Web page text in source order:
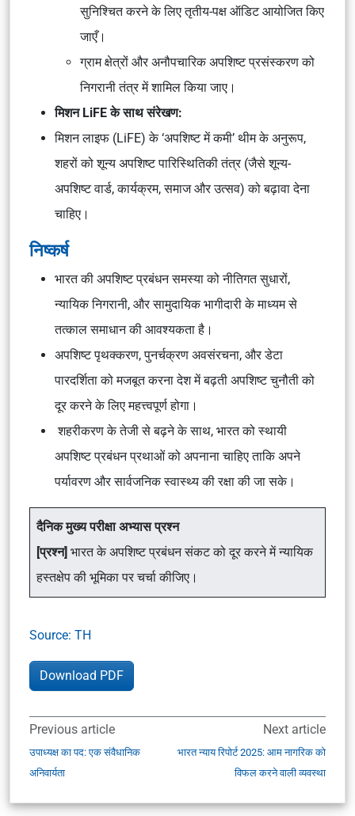
सुनिश्चित करने के लिए तृतीय-पक्ष ऑडिट आयोजित किए
जाएँ।
ग्राम क्षेत्रों और अनौपचारिक अपशिष्ट प्रसंस्करण को
निगरानी तंत्र में शामिल किया जाए।
मिशन LiFE के साथ संरेखण:
मिशन लाइफ (LiFE) के ‘अपशिष्ट में कमी’ थीम के अनुरूप,
शहरों को शून्य अपशिष्ट पारिस्थितिकी तंत्र (जैसे शून्य-
अपशिष्ट वार्ड, कार्यक्रम, समाज और उत्सव) को बढ़ावा देना
चाहिए।
निष्कर्ष
भारत की अपशिष्ट प्रबंधन समस्या को नीतिगत सुधारों,
न्यायिक निगरानी, और सामुदायिक भागीदारी के माध्यम से
तत्काल समाधान की आवश्यकता है।
अपशिष्ट पृथक्करण, पुनर्चक्रण अवसंरचना, और डेटा
पारदर्शिता को मजबूत करना देश में बढ़ती अपशिष्ट चुनौती को
दूर करने के लिए महत्त्वपूर्ण होगा।
शहरीकरण के तेजी से बढ़ने के साथ, भारत को स्थायी
अपशिष्ट प्रबंधन प्रथाओं को अपनाना चाहिए ताकि अपने
पर्यावरण और सार्वजनिक स्वास्थ्य की रक्षा की जा सके।
दैनिक मुख्य परीक्षा अभ्यास प्रश्न
[प्रश्न] भारत के अपशिष्ट प्रबंधन संकट को दूर करने में न्यायिक
हस्तक्षेप की भूमिका पर चर्चा कीजिए।
Source: TH
Download PDF
Previous article
उपाध्यक्ष का पद: एक संवैधानिक
अनिवार्यता
Next article
भारत न्याय रिपोर्ट 2025: आम नागरिक को
विफल करने वाली व्यवस्था